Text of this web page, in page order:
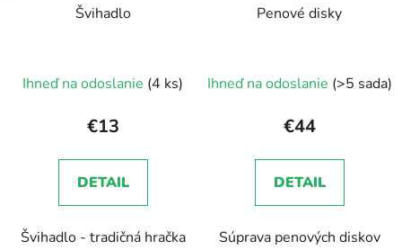
Švihadlo
Ihneď na odoslanie (4 ks)
€13
DETAIL
Švihadlo - tradičná hračka
Penové disky
Ihneď na odoslanie (>5 sada)
€44
DETAIL
Súprava penových diskov